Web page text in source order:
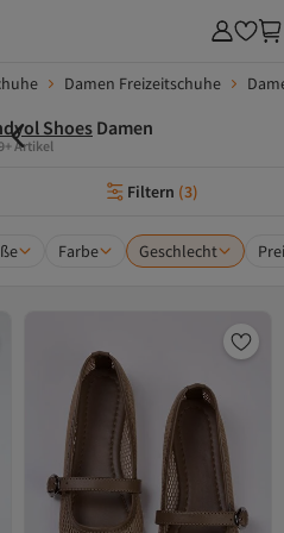
Damen Freizeitschuhe
Shoes Damen
Artikel
Filtern (3)
Farbe Geschlecht